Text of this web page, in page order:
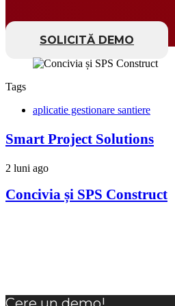
SOLICITĂ DEMO
Tags
aplicatie gestionare santiere
Smart Project Solutions
2 luni ago
Concivia și SPS Construct